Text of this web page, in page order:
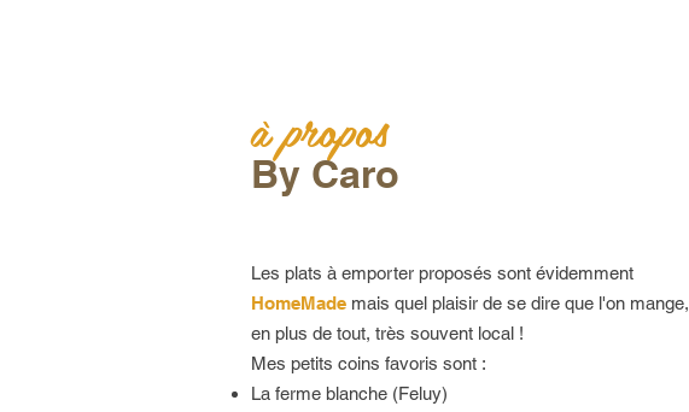
à propos
By Caro
Les plats à emporter proposés sont évidemment
HomeMade mais quel plaisir de se dire que l'on mange,
en plus de tout, très souvent local !
Mes petits coins favoris sont :
La ferme blanche (Feluy)